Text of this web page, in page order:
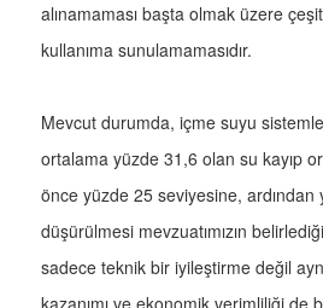
alınamaması başta olmak üzere
kullanıma sunulamamasıdır.
Mevcut durumda, içme suyu
ortalama yüzde 31,6 olan su kayıp
önce yüzde 25 seviyesine,
düşürülmesi mevzuatımızın
sadece teknik bir iyileştirme değil